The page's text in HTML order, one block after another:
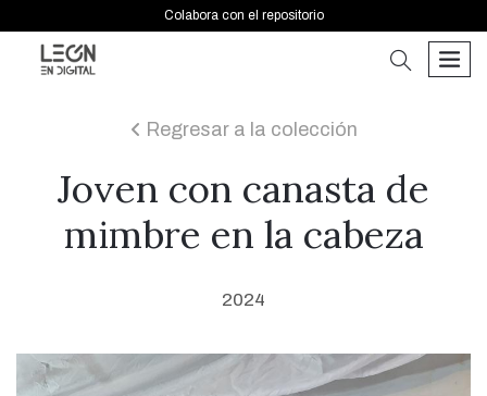
Colabora con el repositorio
buscar
icon
Regresar a la colección
Joven con canasta de
mimbre en la cabeza
2024